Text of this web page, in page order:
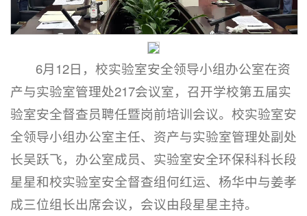
6月12日，校实验室安全领导小组办公室在资
产与实验室管理处217会议室，召开学校第五届实
验室安全督查员聘任暨岗前培训会议。校实验室安
全领导小组办公室主任、资产与实验室管理处副处
长吴跃飞，办公室成员、实验室安全环保科科长段
星星和校实验室安全督查组何红运、杨华中与姜孝
成三位组长出席会议，会议由段星星主持。